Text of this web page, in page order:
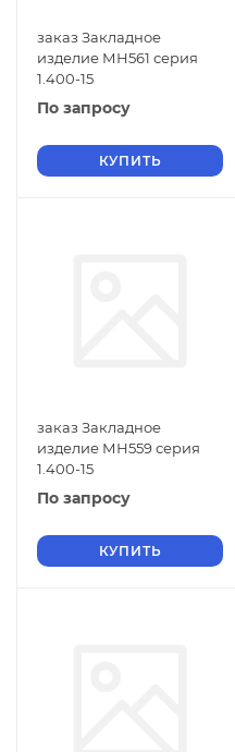
заказ Закладное
изделие МН561 серия
1.400-15
По запросу
КУПИТЬ
заказ Закладное
изделие МН559 серия
1.400-15
По запросу
КУПИТЬ